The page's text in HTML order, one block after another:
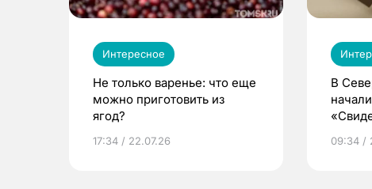
Интересное
Не только варенье: что еще
можно приготовить из
ягод?
17:34 / 22.07.26
В
09:34 /